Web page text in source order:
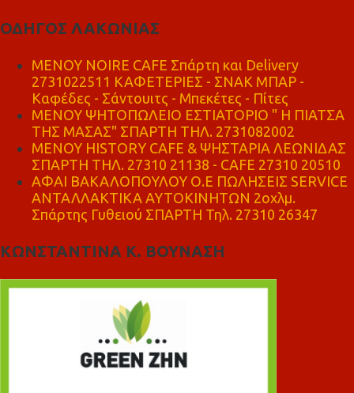
ΟΔΗΓΟΣ ΛΑΚΩΝΙΑΣ
MENOY NOIRE CAFE Σπάρτη και Delivery
2731022511 ΚΑΦΕΤΕΡΙΕΣ - ΣΝΑΚ ΜΠΑΡ -
Καφέδες - Σάντουιτς - Μπεκέτες - Πίτες
ΜΕΝΟΥ ΨΗΤΟΠΩΛΕΙΟ ΕΣΤΙΑΤΟΡΙΟ " Η ΠΙΑΤΣΑ
ΤΗΣ ΜΑΣΑΣ" ΣΠΑΡΤΗ ΤΗΛ. 2731082002
ΜΕΝΟΥ HISTORY CAFE & ΨΗΣΤΑΡΙΑ ΛΕΩΝΙΔΑΣ
ΣΠΑΡΤΗ ΤΗΛ. 27310 21138 - CAFE 27310 20510
ΑΦΑΙ ΒΑΚΑΛΟΠΟΥΛΟΥ Ο.Ε ΠΩΛΗΣΕΙΣ SERVICE
ΑΝΤΑΛΛΑΚΤΙΚΑ ΑΥΤΟΚΙΝΗΤΩΝ 2οχλμ.
Σπάρτης Γυθειού ΣΠΑΡΤΗ Τηλ. 27310 26347
ΚΩΝΣΤΑΝΤΙΝΑ Κ. ΒΟΥΝΑΣΗ